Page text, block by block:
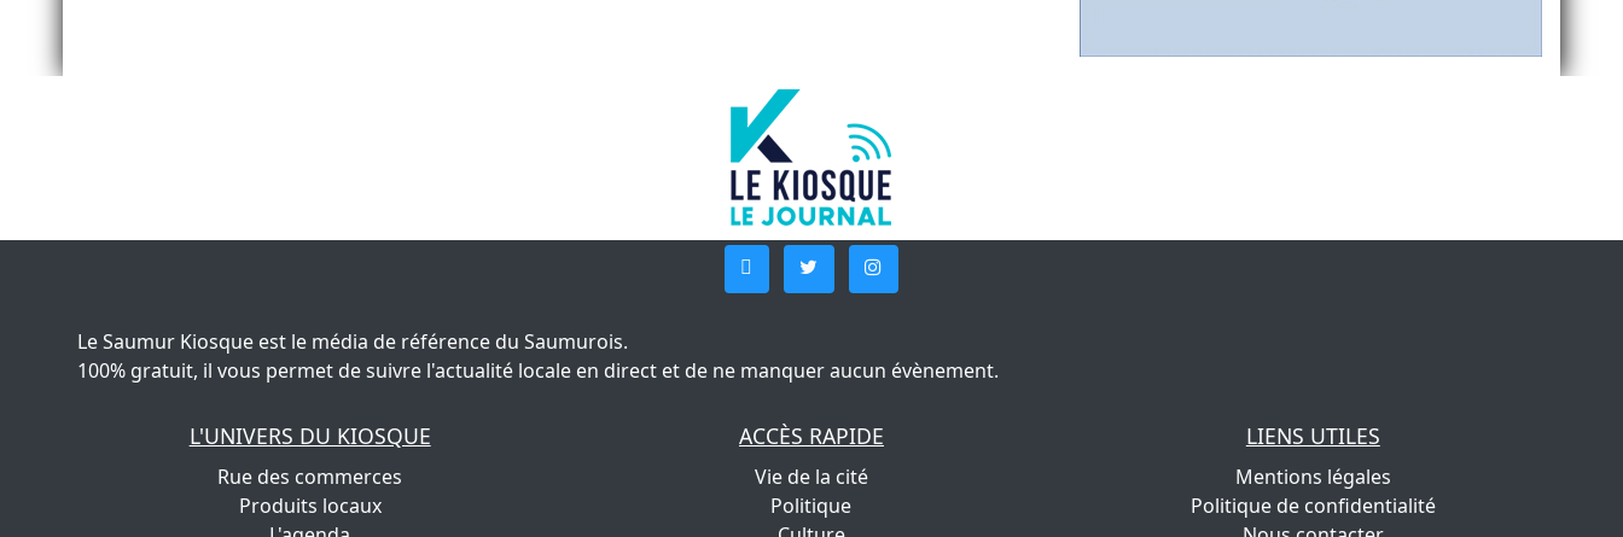
Le Saumur Kiosque est le média de référence du Saumurois.
100% gratuit, il vous permet de suivre l'actualité locale en direct et de ne manquer aucun évènement.
L'UNIVERS DU KIOSQUE
Rue des commerces
Produits locaux
ACCÈS RAPIDE
Vie de la cité
Politique
LIENS UTILES
Mentions légales
Politique de confidentialité